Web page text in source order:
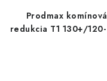
Prodmax komínová
redukcia T1 130+/120- mm